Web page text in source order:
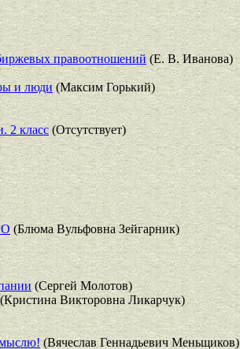
правоотношений (Е. В. Иванова)
и люди (Максим Горький)
2 класс (Отсутствует)
(Блюма Вульфовна Зейгарник)
(Сергей Молотов)
(Кристина Викторовна Ликарчук)
(Вячеслав Геннадьевич Меньщиков)